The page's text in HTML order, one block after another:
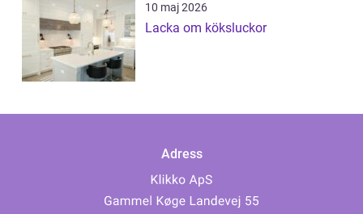
10 maj 2026
Lacka om köksluckor
Adress